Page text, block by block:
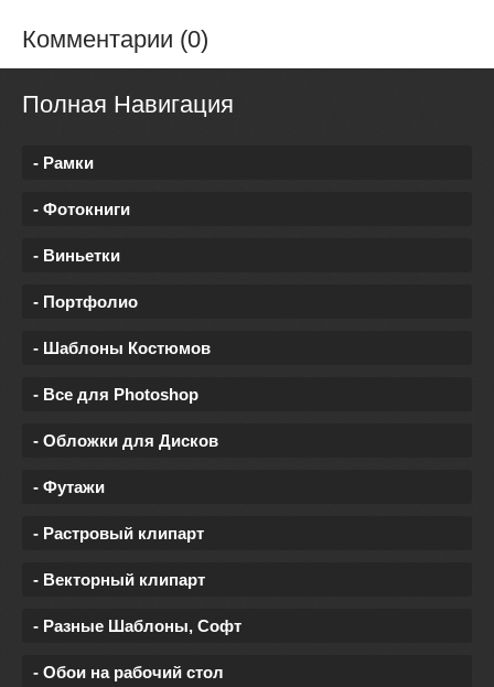
Комментарии (0)
Полная Навигация
- Рамки
- Фотокниги
- Виньетки
- Портфолио
- Шаблоны Костюмов
- Все для Photoshop
- Обложки для Дисков
- Футажи
- Растровый клипарт
- Векторный клипарт
- Разные Шаблоны, Софт
- Обои на рабочий стол